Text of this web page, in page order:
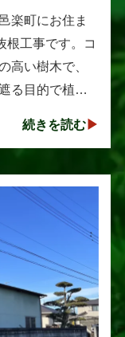
楽町にお住ま
根工事です。コ
高い樹木で、
る目的で植え
続きを読む